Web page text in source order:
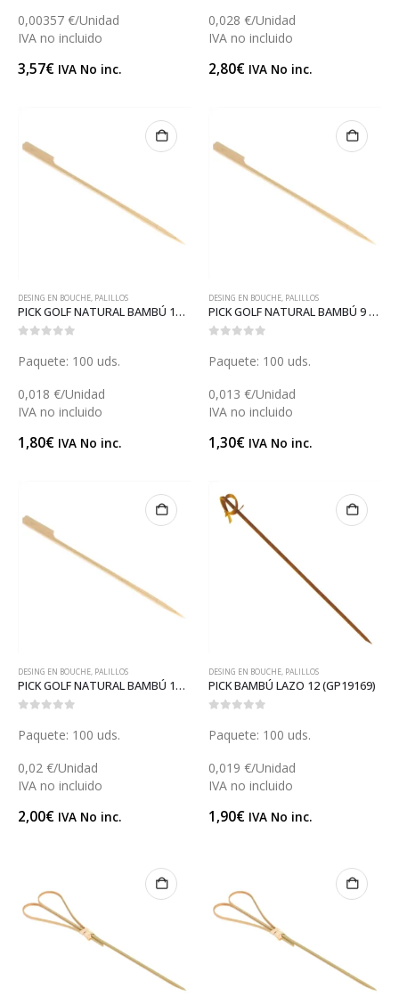
0,00357 €/Unidad
IVA no incluido
3,57€ IVA No inc.
0,028 €/Unidad
IVA no incluido
2,80€ IVA No inc.
DESING EN BOUCHE, PALILLOS
PICK GOLF NATURAL BAMBÚ 15 (GP14202)
Paquete: 100 uds.
0,018 €/Unidad
IVA no incluido
1,80€ IVA No inc.
DESING EN BOUCHE, PALILLOS
PICK GOLF NATURAL BAMBÚ 9 (GP14145)
Paquete: 100 uds.
0,013 €/Unidad
IVA no incluido
1,30€ IVA No inc.
DESING EN BOUCHE, PALILLOS
PICK GOLF NATURAL BAMBÚ 18 (GP18093)
Paquete: 100 uds.
0,02 €/Unidad
IVA no incluido
2,00€ IVA No inc.
DESING EN BOUCHE, PALILLOS
PICK BAMBÚ LAZO 12 (GP19169)
Paquete: 100 uds.
0,019 €/Unidad
IVA no incluido
1,90€ IVA No inc.